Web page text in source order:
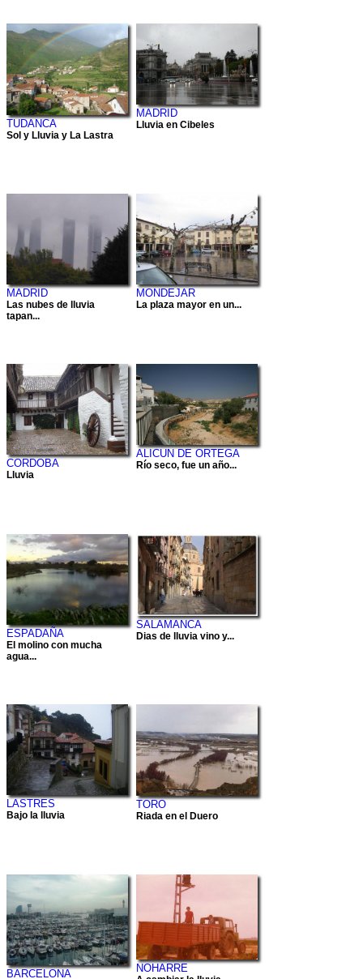
TUDANCA
Sol y Lluvia y La Lastra
MADRID
Lluvia en Cibeles
MADRID
Las nubes de lluvia
tapan...
MONDEJAR
La plaza mayor en un...
CORDOBA
Lluvia
ALICUN DE ORTEGA
Río seco, fue un año...
ESPADAÑA
El molino con mucha
agua...
SALAMANCA
Dias de lluvia vino y...
LASTRES
Bajo la lluvia
TORO
Riada en el Duero
BARCELONA
NOHARRE